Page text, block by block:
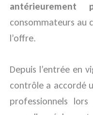
antérieurement
consommateurs au
l’offre.
Depuis l’entrée en
contrôle a accordé
professionnels